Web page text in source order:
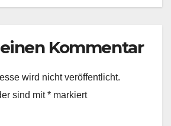
Kommentar
wird nicht veröffentlicht.
sind mit* markiert